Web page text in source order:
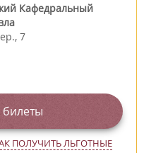
Кафедральный
7
ПОЛУЧИТЬ ЛЬГОТНЫЕ